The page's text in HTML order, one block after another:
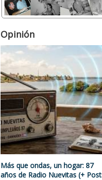
Opinión
Más que ondas, un hogar: 87
años de Radio Nuevitas (+